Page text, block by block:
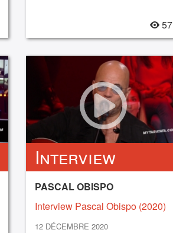
57
Interview
PASCAL OBISPO
Interview Pascal Obispo (2020)
12 DÉCEMBRE 2020